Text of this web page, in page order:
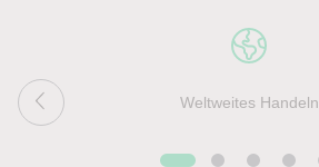
Weltweites Handeln